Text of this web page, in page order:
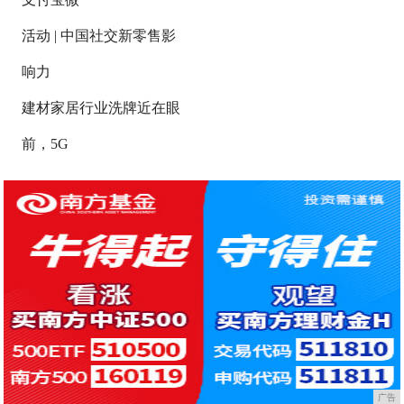
活动 | 中国社交新零售影
响力
建材家居行业洗牌近在眼
前，5G
广告